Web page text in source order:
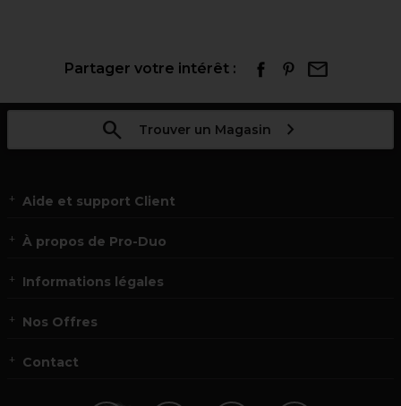
Partager votre intérêt :
Trouver un Magasin
Aide et support Client
À propos de Pro-Duo
Informations légales
Nos Offres
Contact